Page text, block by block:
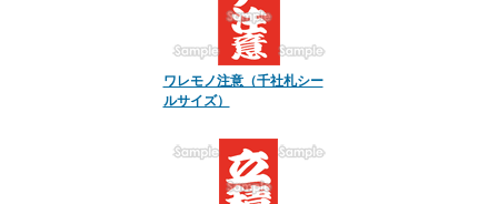
ワレモノ注意（千社札シー
ルサイズ）